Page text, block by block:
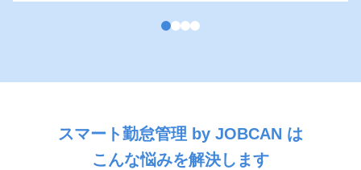
スマート勤怠管理 by JOBCAN は
こんな悩みを解決します